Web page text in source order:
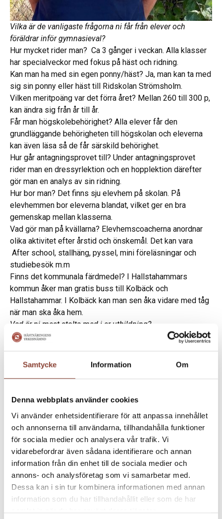
Samtycke Information Om
Denna webbplats använder cookies
Vi använder enhetsidentifierare för att anpassa innehållet
och annonserna till användarna, tillhandahålla funktioner
för sociala medier och analysera vår trafik. Vi
vidarebefordrar även sådana identifierare och annan
information från din enhet till de sociala medier och
annons- och analysföretag som vi samarbetar med.
Dessa kan i sin tur kombinera informationen med annan
information som du har tillhandahållit eller som de har
samlat in när du har använt deras tjänster.
Vilka är de vanligaste frågorna ni får från elever och
föräldrar inför gymnasieval?
Hur mycket rider man? Ca 3 gånger i veckan. Alla klasser
har specialveckor med fokus på häst och ridning.
Kan man ha med sin egen ponny/häst? Ja, man kan ta med
sig sin ponny eller häst till Ridskolan Strömsholm.
Vilken meritpoäng var det förra året? Mellan 260 till 300 p,
kan ändra sig från år till år.
Får man högskolebehörighet? Alla elever får den
grundläggande behörigheten till högskolan och eleverna
kan även läsa så de får särskild behörighet.
Hur går antagningsprovet till? Under antagningsprovet
rider man en dressyrlektion och en hopplektion därefter
gör man en analys av sin ridning.
Hur bor man? Det finns sju elevhem på skolan. På
elevhemmen bor eleverna blandat, vilket ger en bra
gemenskap mellan klasserna.
Vad gör man på kvällarna? Elevhemscoacherna anordnar
olika aktivitet efter årstid och önskemål. Det kan vara
After school, stallhäng, pyssel, mini föreläsningar och
studiebesök m.m
Finns det kommunala färdmedel? I Hallstahammars
kommun åker man gratis buss till Kolbäck och
Hallstahammar. I Kolbäck kan man sen åka vidare med tåg
när man ska åka hem.
Vad är ni mest stolta med i er utbildning?
Våra fantastiska hästar, våra duktiga elever och våra
möjligheter och bär på en tradition i att utbilda hästar och
människor.
Marie Lindgren, hästlärare